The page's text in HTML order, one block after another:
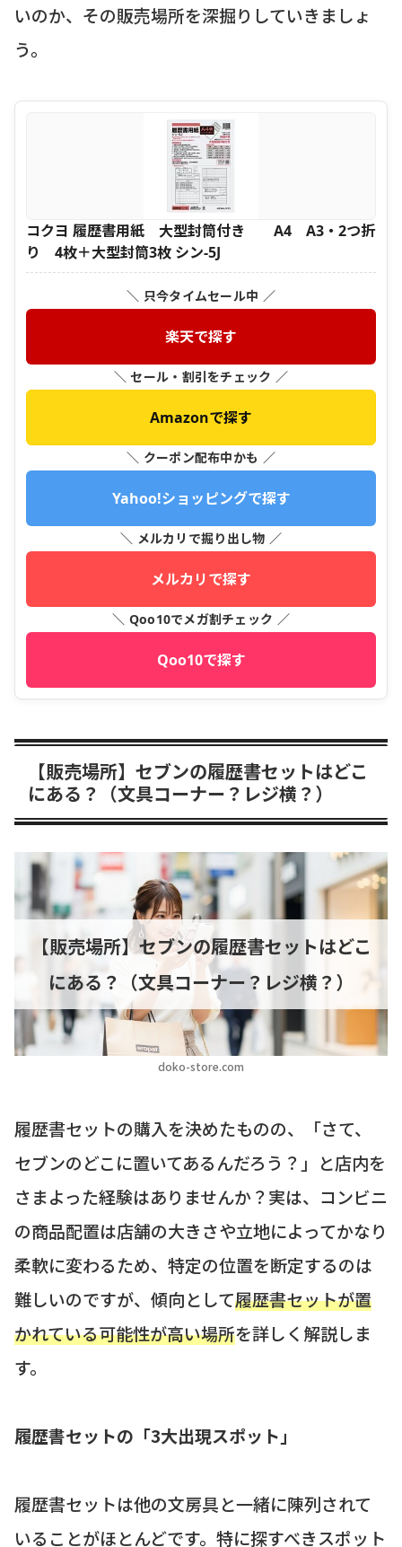
いのか、その販売場所を深掘りしていきましょ
う。
コクヨ 履歴書用紙 大型封筒付き A4 A3・2つ折
り 4枚＋大型封筒3枚 シン-5J
＼ 只今タイムセール中 ／
楽天で探す
＼ セール・割引をチェック ／
Amazonで探す
＼ クーポン配布中かも ／
Yahoo!ショッピングで探す
＼ メルカリで掘り出し物 ／
メルカリで探す
＼ Qoo10でメガ割チェック ／
Qoo10で探す
【販売場所】セブンの履歴書セットはどこ
にある？（文具コーナー？レジ横？）
doko-store.com
【販売場所】セブンの履歴書セットはどこ
にある？（文具コーナー？レジ横？）
履歴書セットの購入を決めたものの、「さて、
セブンのどこに置いてあるんだろう？」と店内を
さまよった経験はありませんか？実は、コンビニ
の商品配置は店舗の大きさや立地によってかなり
柔軟に変わるため、特定の位置を断定するのは
難しいのですが、傾向として履歴書セットが置
かれている可能性が高い場所を詳しく解説しま
す。
履歴書セットの「3大出現スポット」
履歴書セットは他の文房具と一緒に陳列されて
いることがほとんどです。特に探すべきスポット